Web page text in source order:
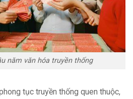
năm văn hóa truyền thống
tục truyền thống quen thuộc,